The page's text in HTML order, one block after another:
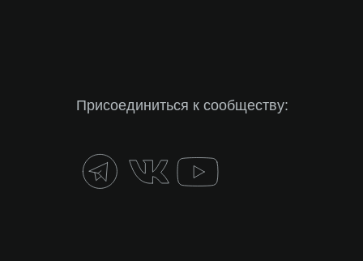
Присоединиться к сообществу: